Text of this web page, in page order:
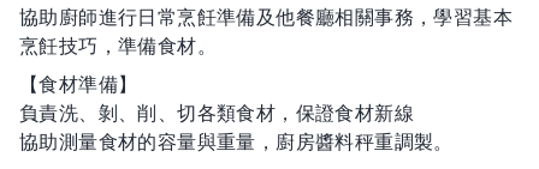
協助廚師進行日常烹飪準備及他餐廳相關事務，學習基本
烹飪技巧，準備食材。
【食材準備】
負責洗、剝、削、切各類食材，保證食材新線
協助測量食材的容量與重量，廚房醬料秤重調製。